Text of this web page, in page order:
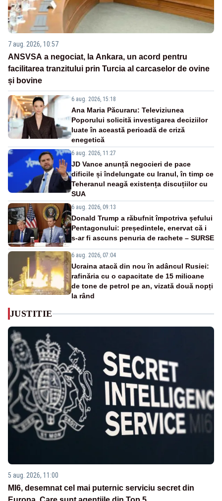
7 aug. 2026, 10:57
ANSVSA a negociat, la Ankara, un acord pentru
facilitarea tranzitului prin Turcia al carcaselor de ovine
și bovine
6 aug. 2026, 15:18
Ana Maria Păcuraru: Televiziunea
Poporului solicită investigarea deciziilor
luate în această perioadă de criză
enegetică
6 aug. 2026, 11:27
JD Vance anunță negocieri de pace
dificile și îndelungate cu Iranul, în timp ce
Teheranul neagă existența discuțiilor cu
SUA
6 aug. 2026, 09:13
Donald Trump a răbufnit împotriva șefului
Pentagonului: președintele, enervat că i
s-ar fi ascuns penuria de rachete – SURSE
6 aug. 2026, 07:04
Ucraina atacă din nou în adâncul Rusiei:
rafinăria cu o capacitate de 15 milioane
de tone de petrol pe an, vizată două nopți
la rând
JUSTITIE
5 aug. 2026, 11:00
MI6, desemnat cel mai puternic serviciu secret din